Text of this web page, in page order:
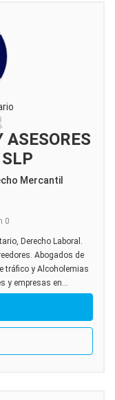
ASESORES
Mercantil
0
Derecho Laboral.
Abogados de
tráfico y Alcoholemias
y empresas en...